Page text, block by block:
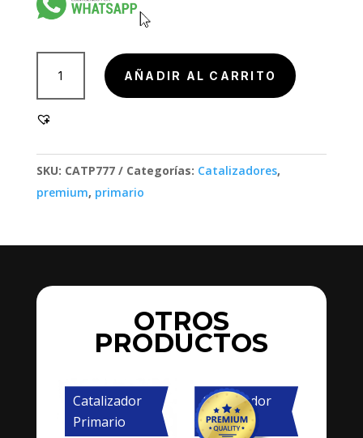
cantidad
AÑADIR AL CARRITO
SKU: CATP777 Categorías: Catalizadores,
premium, primario
OTROS
PRODUCTOS
Catalizador
Primario
Catalizador
Primario